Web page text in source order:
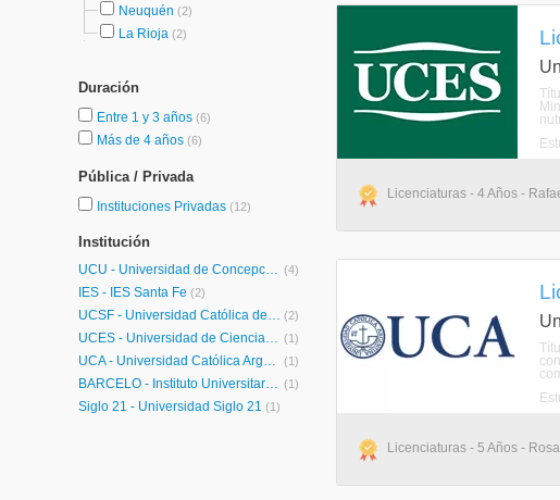
Neuquén (2)
La Rioja (2)
Duración
Entre 1 y 3 años (6)
Más de 4 años (6)
Pública / Privada
Instituciones Privadas (12)
Institución
UCU - Universidad de Concepción del Uruguay (4)
IES - IES Santa Fe (2)
UCSF - Universidad Católica de Santa Fe (2)
UCES - Universidad de Ciencias Empresariales y Sociales (1)
UCA - Universidad Católica Argentina (1)
BARCELÓ - Instituto Universitario de Ciencias de la Salud Fundación H.A Barceló (1)
Siglo 21 - Universidad Siglo 21 (1)
Licenciaturas - 4 Años -
Licenciaturas - 5 Años -